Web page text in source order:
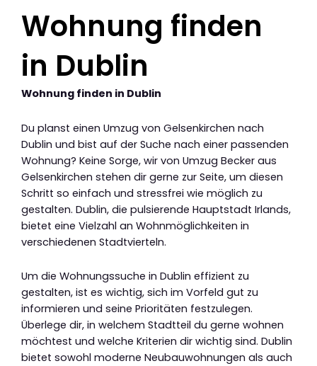
Wohnung finden
in Dublin
Wohnung finden in Dublin
Du planst einen Umzug von Gelsenkirchen nach
Dublin und bist auf der Suche nach einer passenden
Wohnung? Keine Sorge, wir von Umzug Becker aus
Gelsenkirchen stehen dir gerne zur Seite, um diesen
Schritt so einfach und stressfrei wie möglich zu
gestalten. Dublin, die pulsierende Hauptstadt Irlands,
bietet eine Vielzahl an Wohnmöglichkeiten in
verschiedenen Stadtvierteln.
Um die Wohnungssuche in Dublin effizient zu
gestalten, ist es wichtig, sich im Vorfeld gut zu
informieren und seine Prioritäten festzulegen.
Überlege dir, in welchem Stadtteil du gerne wohnen
möchtest und welche Kriterien dir wichtig sind. Dublin
bietet sowohl moderne Neubauwohnungen als auch